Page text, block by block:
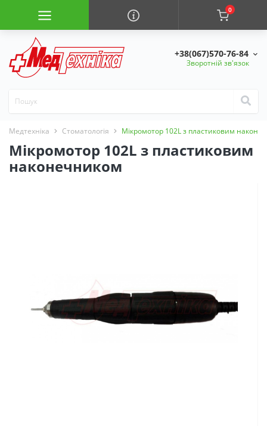
0
+38(067)570-76-84
Зворотній зв'язок
Медтехніка Стоматологія Мікромотор 102L з пластиковим
Мікромотор 102L з пластиковим
наконечником